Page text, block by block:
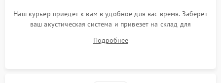
Наш курьер приедет к вам в удобное для вас время. Заберет
ваш акустическая система и привезет на склад для
Подробнее